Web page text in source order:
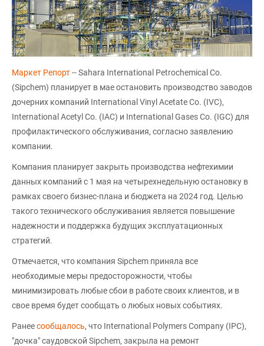
Маркет Репорт-- Sahara International Petrochemical Co.
(Sipchem) планирует в мае остановить производство заводов
дочерних компаний International Vinyl Acetate Co. (IVC),
International Acetyl Co. (IAC) и International Gases Co. (IGC) для
профилактического обслуживания, согласно заявлению
компании.
Компания планирует закрыть производства нефтехимии
данных компаний с 1 мая на четырехнедельную остановку в
рамках своего бизнес-плана и бюджета на 2024 год. Целью
такого технического обслуживания является повышение
надежности и поддержка будущих эксплуатационных
стратегий.
Отмечается, что компания Sipchem приняла все
необходимые меры предосторожности, чтобы
минимизировать любые сбои в работе своих клиентов, и в
свое время будет сообщать о любых новых событиях.
Ранеесообщалось, что International Polymers Company (IPC),
"дочка" саудовской Sipchem, закрыла на ремонт